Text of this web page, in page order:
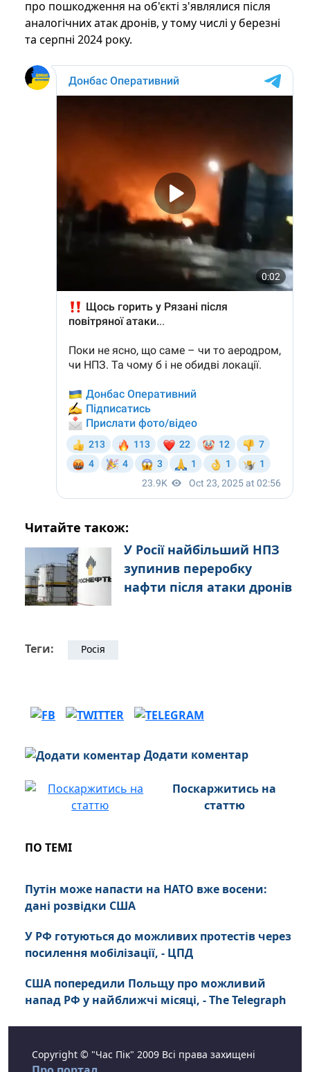
про пошкодження на об'єкті з'являлися після
аналогічних атак дронів, у тому числі у березні
та серпні 2024 року.
Читайте також:
У Росії найбільший НПЗ
зупинив переробку
нафти після атаки дронів
Теги: Росія
Додати коментар
Поскаржитись на
статтю
ПО ТЕМІ
Путін може напасти на НАТО вже восени:
дані розвідки США
У РФ готуються до можливих протестів через
посилення мобілізації, - ЦПД
США попередили Польщу про можливий
напад РФ у найближчі місяці, - The Telegraph
Copyright © "Час Пік" 2009 Всі права захищені